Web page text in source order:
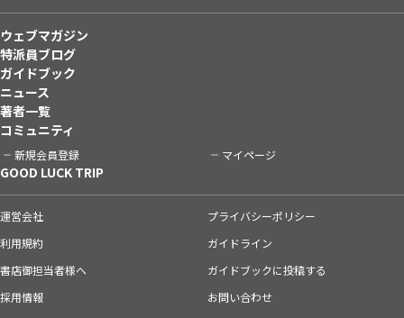
ウェブマガジン
特派員ブログ
ガイドブック
ニュース
著者一覧
コミュニティ
新規会員登録 マイページ
GOOD LUCK TRIP
運営会社
プライバシーポリシー
利用規約
ガイドライン
書店御担当者様へ
ガイドブックに投稿する
採用情報
お問い合わせ